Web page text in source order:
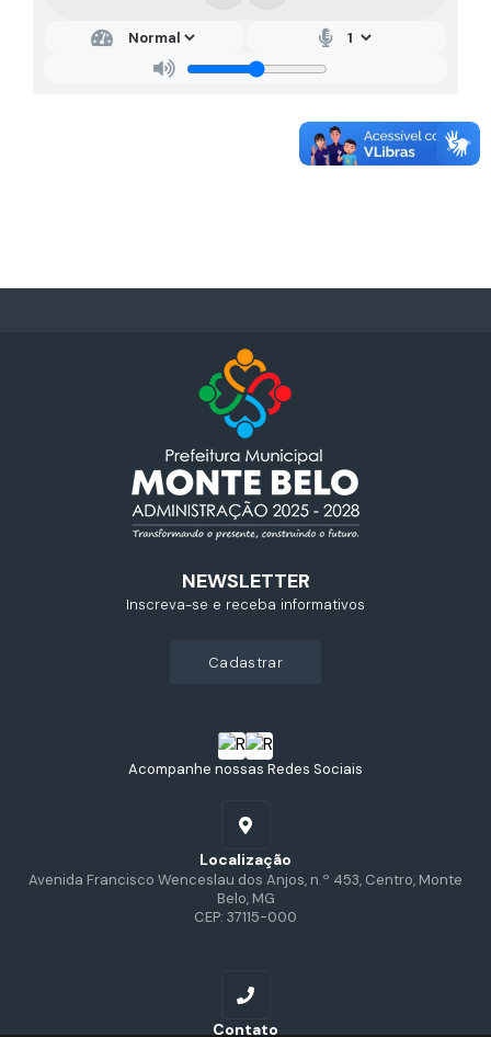
Acompanhe nossas Redes Sociais
Localização
Avenida Francisco Wenceslau dos Anjos, n.º 453, Centro, Monte
Belo, MG
CEP: 37115-000
Contato
NEWSLETTER
Inscreva-se e receba informativos
cadastrar